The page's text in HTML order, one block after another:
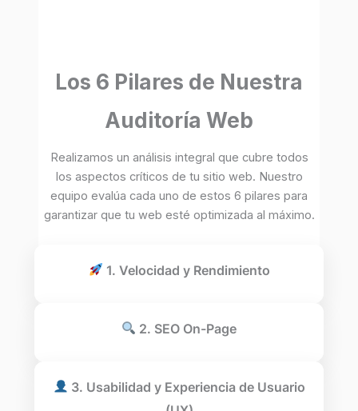
Los 6 Pilares de Nuestra
Auditoría Web
Realizamos un análisis integral que cubre todos
los aspectos críticos de tu sitio web. Nuestro
equipo evalúa cada uno de estos 6 pilares para
garantizar que tu web esté optimizada al máximo.
1. Velocidad y Rendimiento
2. SEO On-Page
3. Usabilidad y Experiencia de Usuario